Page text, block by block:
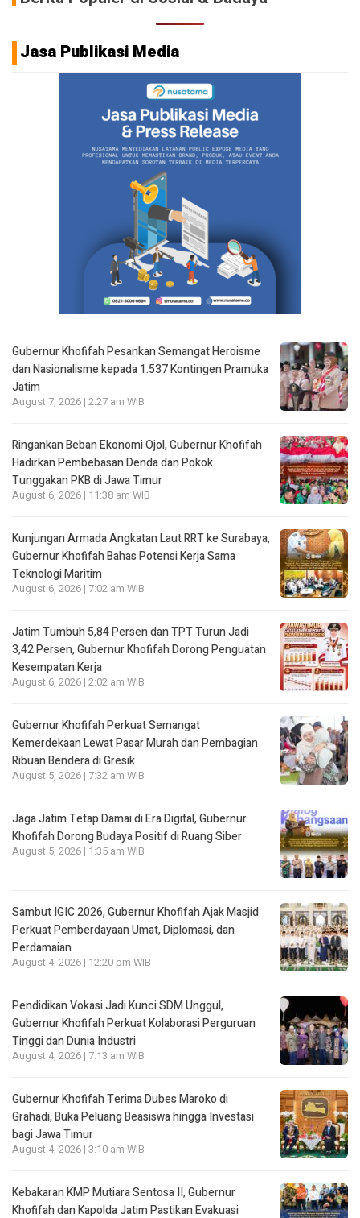
Jasa Publikasi Media
Gubernur Khofifah Pesankan Semangat Heroisme
dan Nasionalisme kepada 1.537 Kontingen Pramuka
Jatim
August 7, 2026 | 2:27 am WIB
Ringankan Beban Ekonomi Ojol, Gubernur Khofifah
Hadirkan Pembebasan Denda dan Pokok
Tunggakan PKB di Jawa Timur
August 6, 2026 | 11:38 am WIB
Kunjungan Armada Angkatan Laut RRT ke Surabaya,
Gubernur Khofifah Bahas Potensi Kerja Sama
Teknologi Maritim
August 6, 2026 | 7:02 am WIB
Jatim Tumbuh 5,84 Persen dan TPT Turun Jadi
3,42 Persen, Gubernur Khofifah Dorong Penguatan
Kesempatan Kerja
August 6, 2026 | 2:02 am WIB
Gubernur Khofifah Perkuat Semangat
Kemerdekaan Lewat Pasar Murah dan Pembagian
Ribuan Bendera di Gresik
August 5, 2026 | 7:32 am WIB
Jaga Jatim Tetap Damai di Era Digital, Gubernur
Khofifah Dorong Budaya Positif di Ruang Siber
August 5, 2026 | 1:35 am WIB
Sambut IGIC 2026, Gubernur Khofifah Ajak Masjid
Perkuat Pemberdayaan Umat, Diplomasi, dan
Perdamaian
August 4, 2026 | 12:20 pm WIB
Pendidikan Vokasi Jadi Kunci SDM Unggul,
Gubernur Khofifah Perkuat Kolaborasi Perguruan
Tinggi dan Dunia Industri
August 4, 2026 | 7:13 am WIB
Gubernur Khofifah Terima Dubes Maroko di
Grahadi, Buka Peluang Beasiswa hingga Investasi
bagi Jawa Timur
August 4, 2026 | 3:10 am WIB
Kebakaran KMP Mutiara Sentosa II, Gubernur
Khofifah dan Kapolda Jatim Pastikan Evakuasi